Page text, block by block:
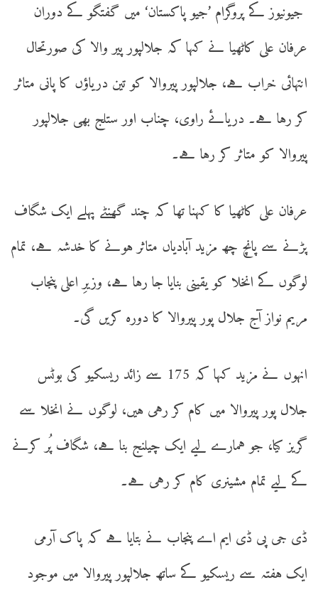
جیونیوز کے پروگرام ’جیو پاکستان‘ میں گفتگو کے دوران
عرفان علی کاٹھیا نے کہا کہ جلالپور پیر والا کی صورتحال
انتہائی خراب ہے، جلالپور پیروالا کو تین دریاؤں کا پانی متاثر
کر رہا ہے۔ دریائے راوی، چناب اور ستلج بھی جلالپور
پیروالا کو متاثر کر رہا ہے۔
عرفان علی کاٹھیا کا کہنا تھا کہ چند گھنٹے پہلے ایک شگاف
پڑنے سے پانچ چھ مزید آبادیاں متاثر ہونے کا خدشہ ہے، تمام
لوگوں کے انخلا کو یقینی بنایا جا رہا ہے، وزیرِ اعلی پنجاب
مریم نواز آج جلال پور پیروالا کا دورہ کریں گی۔
انہوں نے مزید کہا کہ 175 سے زائد ریسکیو کی بوٹس
جلال پور پیروالا میں کام کر رہی ہیں، لوگوں نے انخلا سے
گریز کیا، جو ہمارے لیے ایک چیلنج بنا ہے، شگاف پُر کرنے
کے لیے تمام مشینری کام کر رہی ہے۔
ڈی جی پی ڈی ایم اے پنجاب نے بتایا ہے کہ پاک آرمی
ایک ہفتہ سے ریسکیو کے ساتھ جلالپور پیروالا میں موجود